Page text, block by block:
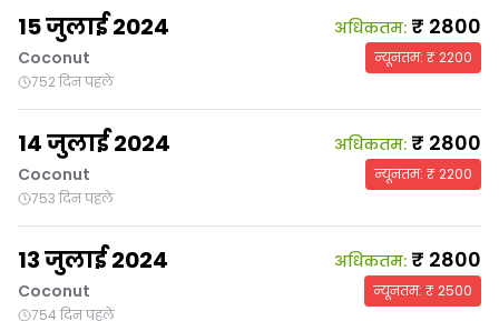
15 जुलाई 2024
Coconut
752 दिन पहले
अधिकतम: ₹ 2800
न्यूनतम: ₹2200
14 जुलाई 2024
Coconut
753 दिन पहले
अधिकतम: ₹ 2800
न्यूनतम: ₹2200
13 जुलाई 2024
Coconut
754 दिन पहले
अधिकतम: ₹ 2800
न्यूनतम: ₹2500